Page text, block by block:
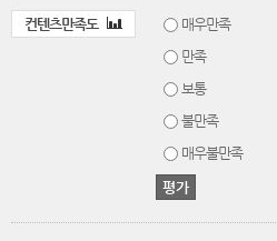
컨텐츠만족도
매우만족
만족
보통
불만족
매우불만족